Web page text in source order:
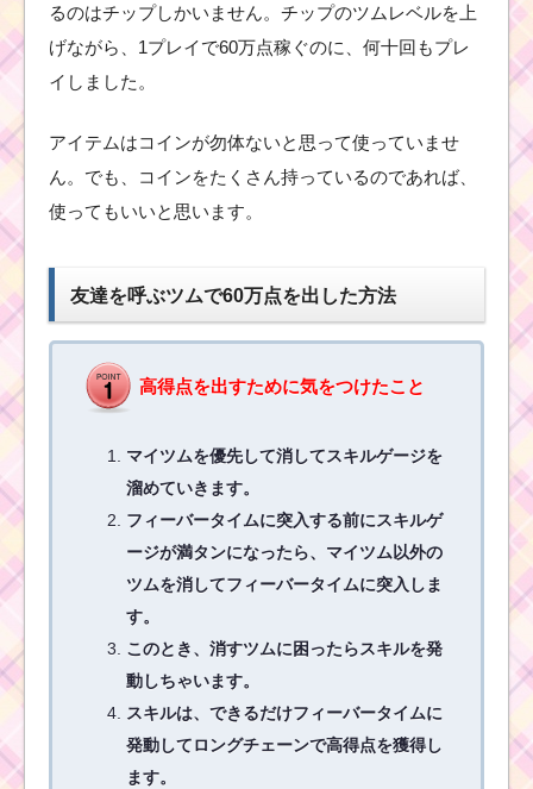
ツムツム1月イベント！
ディズニースターシア
ター7枚目のミッション
美女と野獣のツ
ムで1プレイ
ビンゴ15枚目 黒色のツ
だツムと攻略法
白色のツムでスコアボ
ツム
ツムツム4月・5月の新
ツムはズートピア？海
るのはチップしかいません。チップのツムレベルを上
げながら、1プレイで60万点稼ぐのに、何十回もプレ
イしました。
アイテムはコインが勿体ないと思って使っていませ
ん。でも、コインをたくさん持っているのであれば、
使ってもいいと思います。
友達を呼ぶツムで60万点を出した方法
高得点を出すために気をつけたこと
マイツムを優先して消してスキルゲージを
溜めていきます。
フィーバータイムに突入する前にスキルゲ
ージが満タンになったら、マイツム以外の
ツムを消してフィーバータイムに突入しま
す。
このとき、消すツムに困ったらスキルを発
動しちゃいます。
スキルは、できるだけフィーバータイムに
発動してロングチェーンで高得点を獲得し
ます。